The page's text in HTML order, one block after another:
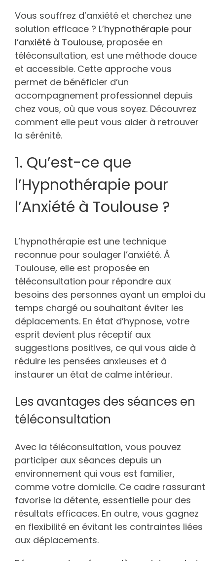
Vous souffrez d’anxiété et cherchez une
solution efficace ? L’hypnothérapie pour
l’anxiété à Toulouse, proposée en
téléconsultation, est une méthode douce
et accessible. Cette approche vous
permet de bénéficier d’un
accompagnement professionnel depuis
chez vous, où que vous soyez. Découvrez
comment elle peut vous aider à retrouver
la sérénité.
1. Qu’est-ce que
l’Hypnothérapie pour
l’Anxiété à Toulouse ?
L’hypnothérapie est une technique
reconnue pour soulager l’anxiété. À
Toulouse, elle est proposée en
téléconsultation pour répondre aux
besoins des personnes ayant un emploi du
temps chargé ou souhaitant éviter les
déplacements. En état d’hypnose, votre
esprit devient plus réceptif aux
suggestions positives, ce qui vous aide à
réduire les pensées anxieuses et à
instaurer un état de calme intérieur.
Les avantages des séances en
téléconsultation
Avec la téléconsultation, vous pouvez
participer aux séances depuis un
environnement qui vous est familier,
comme votre domicile. Ce cadre rassurant
favorise la détente, essentielle pour des
résultats efficaces. En outre, vous gagnez
en flexibilité en évitant les contraintes liées
aux déplacements.